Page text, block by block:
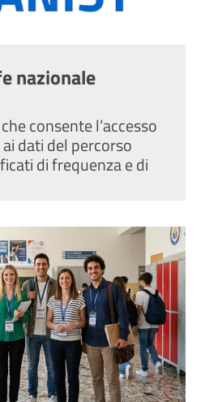
nazionale
consente l’accesso
dati del percorso
di frequenza e di